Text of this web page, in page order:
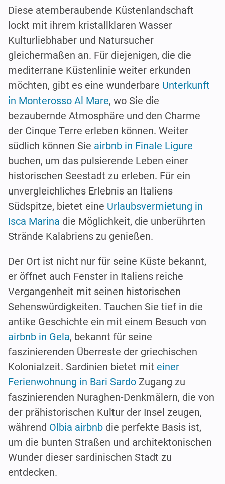
Diese atemberaubende Küstenlandschaft
lockt mit ihrem kristallklaren Wasser
Kulturliebhaber und Natursucher
gleichermaßen an. Für diejenigen, die die
mediterrane Küstenlinie weiter erkunden
möchten, gibt es eine wunderbare Unterkunft
in Monterosso Al Mare, wo Sie die
bezaubernde Atmosphäre und den Charme
der Cinque Terre erleben können. Weiter
südlich können Sie airbnb in Finale Ligure
buchen, um das pulsierende Leben einer
historischen Seestadt zu erleben. Für ein
unvergleichliches Erlebnis an Italiens
Südspitze, bietet eine Urlaubsvermietung in
Isca Marina die Möglichkeit, die unberührten
Strände Kalabriens zu genießen.
Der Ort ist nicht nur für seine Küste bekannt,
er öffnet auch Fenster in Italiens reiche
Vergangenheit mit seinen historischen
Sehenswürdigkeiten. Tauchen Sie tief in die
antike Geschichte ein mit einem Besuch von
airbnb in Gela, bekannt für seine
faszinierenden Überreste der griechischen
Kolonialzeit. Sardinien bietet mit einer
Ferienwohnung in Bari Sardo Zugang zu
faszinierenden Nuraghen-Denkmälern, die von
der prähistorischen Kultur der Insel zeugen,
während Olbia airbnb die perfekte Basis ist,
um die bunten Straßen und architektonischen
Wunder dieser sardinischen Stadt zu
entdecken.